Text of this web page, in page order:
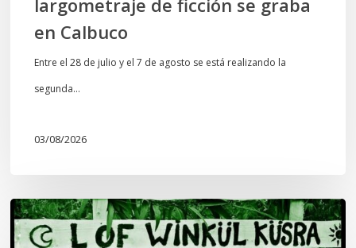
largometraje de ficción se graba
en Calbuco
Entre el 28 de julio y el 7 de agosto se está realizando la
segunda…
03/08/2026
Lof
Winkül